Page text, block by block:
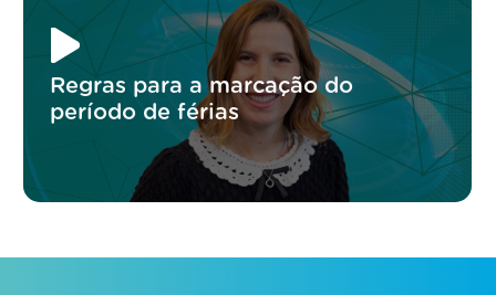
Regras para a marcação do
período de férias